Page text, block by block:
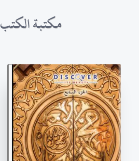
مكتبة الكتب